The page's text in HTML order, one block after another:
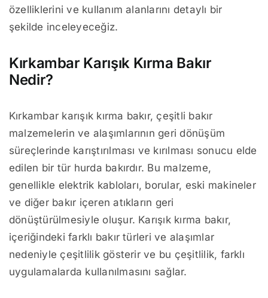
özelliklerini ve kullanım alanlarını detaylı bir
şekilde inceleyeceğiz.
Kırkambar Karışık Kırma Bakır
Nedir?
Kırkambar karışık kırma bakır, çeşitli bakır
malzemelerin ve alaşımlarının geri dönüşüm
süreçlerinde karıştırılması ve kırılması sonucu elde
edilen bir tür hurda bakırdır. Bu malzeme,
genellikle elektrik kabloları, borular, eski makineler
ve diğer bakır içeren atıkların geri
dönüştürülmesiyle oluşur. Karışık kırma bakır,
içeriğindeki farklı bakır türleri ve alaşımlar
nedeniyle çeşitlilik gösterir ve bu çeşitlilik, farklı
uygulamalarda kullanılmasını sağlar.